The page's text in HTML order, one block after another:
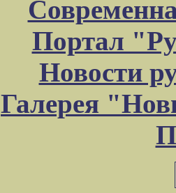
Портал
Новости
Галерея